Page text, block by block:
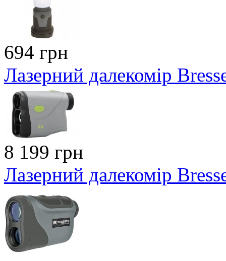
694 грн
Лазерний далекомір
8 199 грн
Лазерний далекомір